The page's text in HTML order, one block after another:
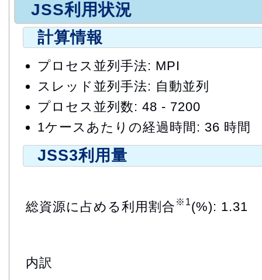
JSS利用状況
計算情報
プロセス並列手法: MPI
スレッド並列手法: 自動並列
プロセス並列数: 48 - 7200
1ケースあたりの経過時間: 36 時間
JSS3利用量
総資源に占める利用割合 ※1(%): 1.31
内訳